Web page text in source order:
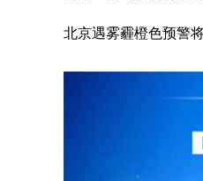
北京遇雾霾橙色预警